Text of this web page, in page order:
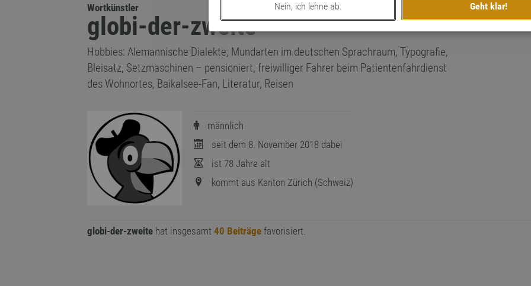
Nein, ich lehne ab. Geht klar!
Wortkünstler
globi-der-zweite
Hobbies: Alemannische Dialekte, Mundarten im deutschen Sprachraum, Typografie,
Bleisatz, Setzmaschinen – pensioniert, freiwilliger Fahrer beim Patientenfahrdienst
des Wohnortes, Baikalsee-Fan, Literatur, Reisen
männlich
seit dem 8. November 2018 dabei
ist 78 Jahre alt
kommt aus Kanton Zürich (Schweiz)
globi-der-zweite hat insgesamt 40 Beiträge favorisiert.